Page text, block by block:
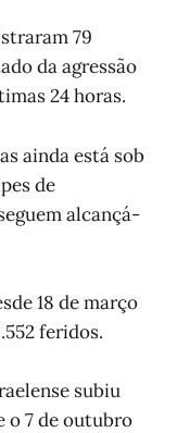
79
da agressão
24 horas.
ainda está sob
de
alcançá-
18 de março
feridos.
subiu
o 7 de outubro